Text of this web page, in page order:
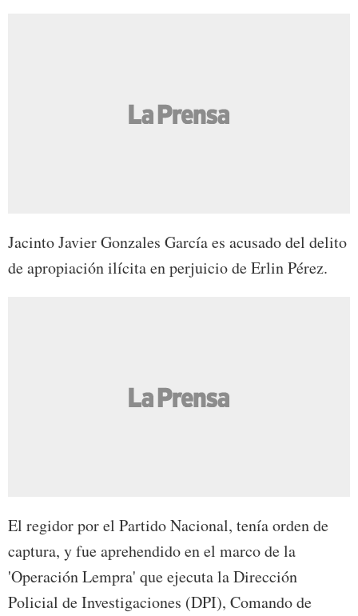
Jacinto Javier Gonzales García es acusado del delito
de apropiación ilícita en perjuicio de Erlin Pérez.
El regidor por el Partido Nacional, tenía orden de
captura, y fue aprehendido en el marco de la
'Operación Lempra' que ejecuta la Dirección
Policial de Investigaciones (DPI), Comando de